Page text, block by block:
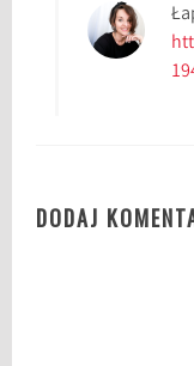
DODAJ